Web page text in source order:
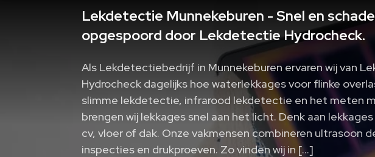
Lekdetectie Munnekeburen - Snel en
opgespoord door Lekdetectie Hydrocheck.
Als Lekdetectiebedrijf in Munnekeburen ervaren wij van
Hydrocheck dagelijks hoe waterlekkages voor flinke
slimme lekdetectie, infrarood lekdetectie en het meten
brengen wij lekkages snel aan het licht.​ Denk aan
cv, vloer of dak.​ Onze vakmensen combineren ultrasoon
inspecties en drukproeven.​ Zo vinden wij in […]